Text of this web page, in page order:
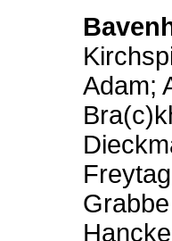
Adam;
Freytag
Grabbe